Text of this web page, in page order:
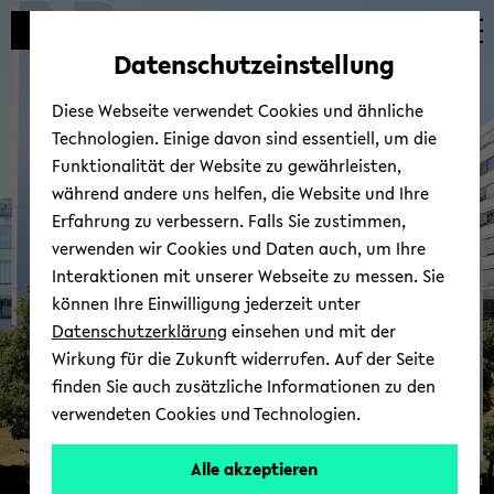
Automatische
vermeiden
zum
wechseln
zum
wechseln
zum
wechseln
BiSEd - Bie­le­feld School of
Edu­ca­ti­on
© Uni­ver­si­tät Bie­le­feld
Datenschutzeinstellung
Diese Webseite verwendet Cookies und ähnliche
Technologien. Einige davon sind essentiell, um die
Funktionalität der Website zu gewährleisten,
während andere uns helfen, die Website und Ihre
Erfahrung zu verbessern. Falls Sie zustimmen,
verwenden wir Cookies und Daten auch, um Ihre
Interaktionen mit unserer Webseite zu messen. Sie
können Ihre Einwilligung jederzeit unter
Datenschutzerklärung einsehen und mit der
Wirkung für die Zukunft widerrufen. Auf der Seite
finden Sie auch zusätzliche Informationen zu den
verwendeten Cookies und Technologien.
Alle akzeptieren